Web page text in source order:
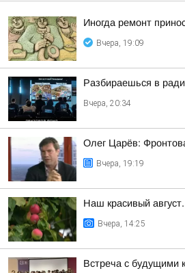
Иногда ремонт
Вчера, 19:09
Разбираешься в
Вчера, 20:34
Олег Царёв:
Вчера, 19:19
Наш красивый
Вчера, 14:25
Встреча с будущими